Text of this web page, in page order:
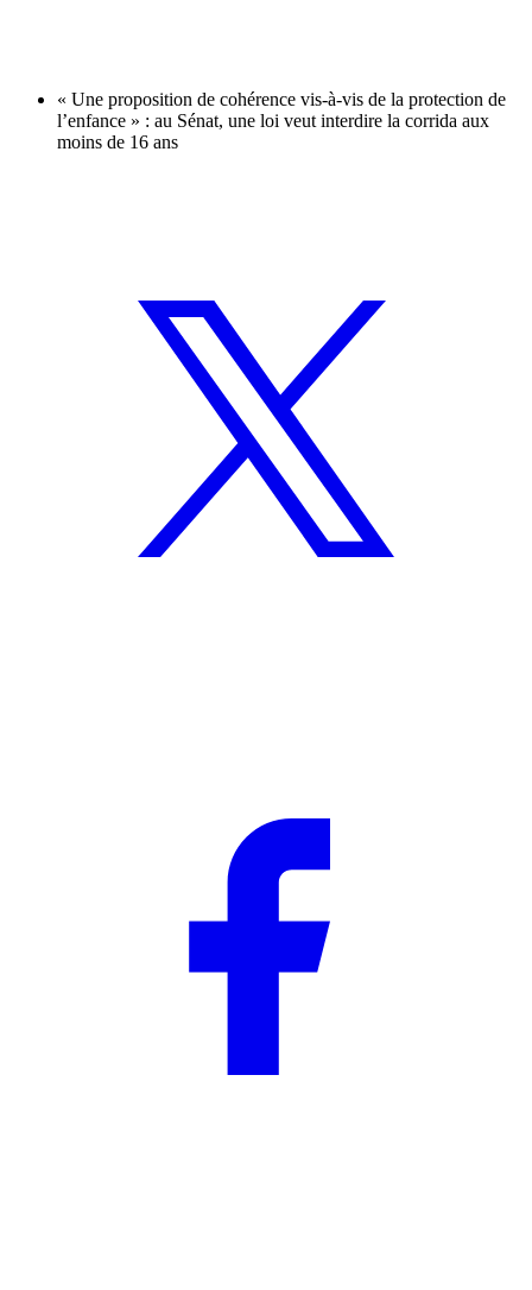
« Une proposition de cohérence vis-à-vis de la protection de
l’enfance » : au Sénat, une loi veut interdire la corrida aux
moins de 16 ans